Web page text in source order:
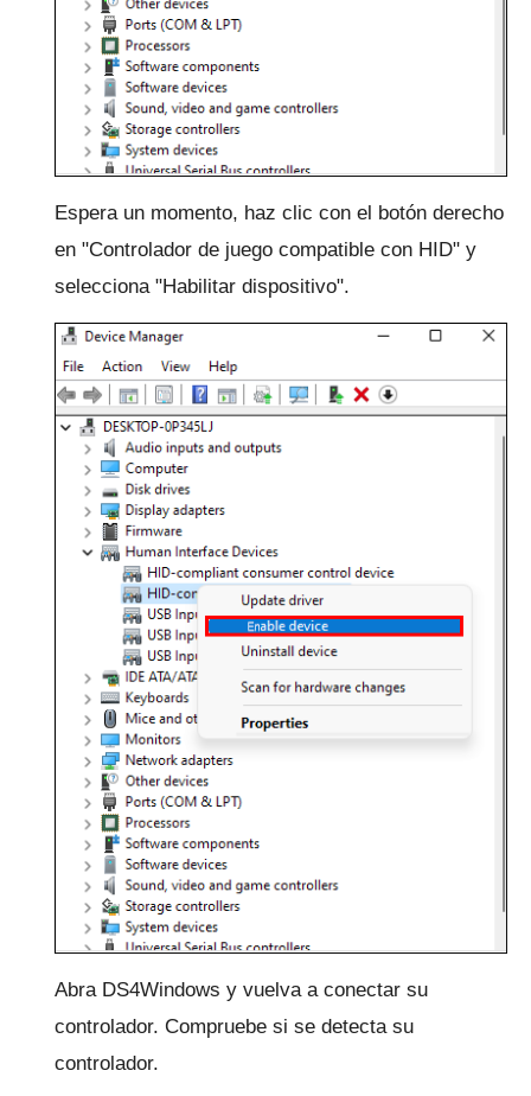
Espera un momento, haz clic con el botón derecho
en "Controlador de juego compatible con HID" y
selecciona "Habilitar dispositivo".
Abra DS4Windows y vuelva a conectar su
controlador. Compruebe si se detecta su
controlador.